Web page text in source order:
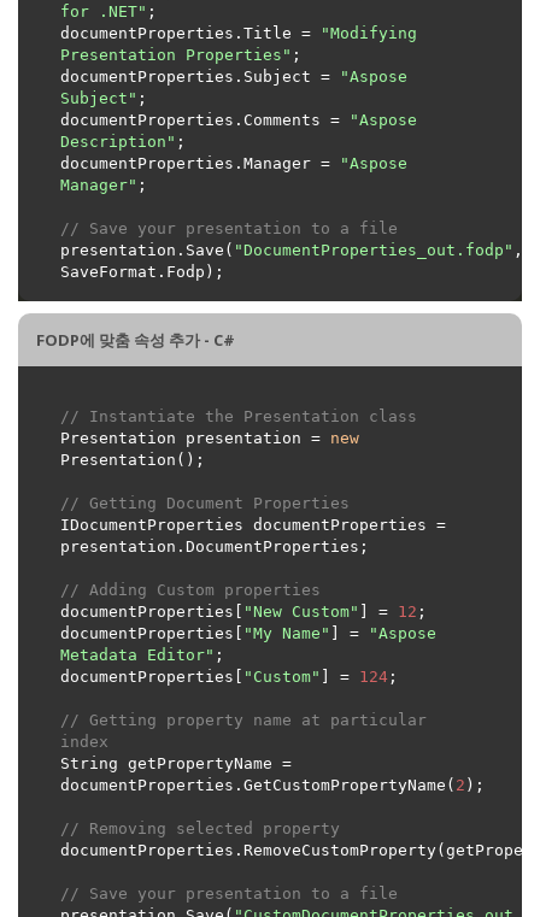
for .NET"
documentProperties.Title =
"Modifying
Presentation Properties"
documentProperties.Subject =
"Aspose
Subject"
documentProperties.Comments =
"Aspose
Description"
documentProperties.Manager =
"Aspose
Manager"
// Save your presentation to a file
presentation.Save( "DocumentProperties_out.fodp" ,
FODP에 맞춤 속성 추가 - C#
// Instantiate the Presentation class
Presentation presentation = new
// Getting Document Properties
IDocumentProperties documentProperties =
// Adding Custom properties
documentProperties[
"New Custom" ] = 12
documentProperties[
"My Name" ] =
"Aspose
Metadata Editor"
documentProperties[
"Custom" ] = 124
// Getting property name at particular
index
String getPropertyName =
documentProperties.GetCustomPropertyName( 2
// Removing selected property
// Save your presentation to a file